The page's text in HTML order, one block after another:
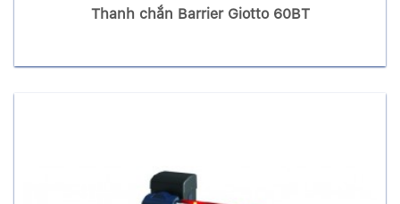
Thanh chắn Barrier Giotto 60BT